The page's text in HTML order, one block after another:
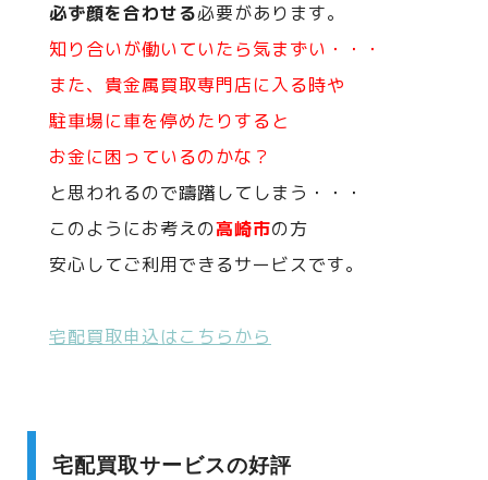
必ず顔を合わせる必要があります。
知り合いが働いていたら気まずい・・・
また、貴金属買取専門店に入る時や
駐車場に車を停めたりすると
お金に困っているのかな？
と思われるので躊躇してしまう・・・
このようにお考えの高崎市の方
安心してご利用できるサービスです。
宅配買取申込はこちらから
宅配買取サービスの好評